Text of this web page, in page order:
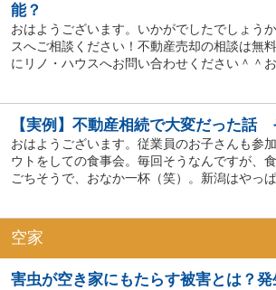
能？
おはようございます。いかがでしたでしょう
スへご相談ください！不動産売却の相談は無
にリノ・ハウスへお問い合わせください＾＾お
【実例】不動産相続で大変だった話
おはようございます。従業員のお子さんも参
ウトをしての食事会。毎回そうなんですが、
ごちそうで、おなか一杯（笑）。新潟はやっぱ
空家
害虫が空き家にもたらす被害とは？